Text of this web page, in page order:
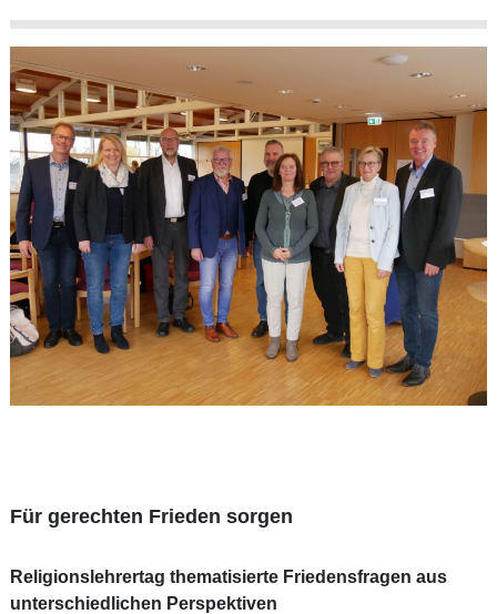
Für gerechten Frieden sorgen
Religionslehrertag thematisierte Friedensfragen aus
unterschiedlichen Perspektiven